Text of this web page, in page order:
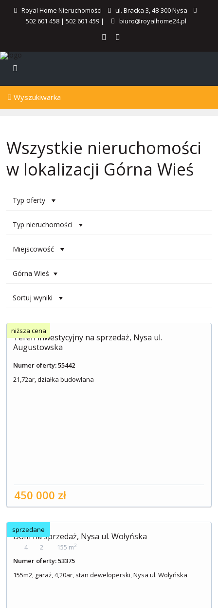
Royal Home Nieruchomości
ul. Bracka 3, 48-300 Nysa
502 601 458| 502 601 459| biuro@royalhome24.pl
Wyszukiwarka
Wszystkie nieruchomości
w lokalizacji Górna Wieś
Typ oferty
Typ nieruchomości
Miejscowość
Górna Wieś
Sortuj wyniki
niższa cena
Teren inwestycyjny na sprzedaż, Nysa ul.
Augustowska
Numer oferty: 55442
21,72ar, działka budowlana
450 000 zł
sprzedane
Dom na sprzedaż, Nysa ul. Wołyńska
4 2 155 m2
Numer oferty: 53375
155m2, garaż, 4,20ar, stan deweloperski, Nysa ul. Wołyńska